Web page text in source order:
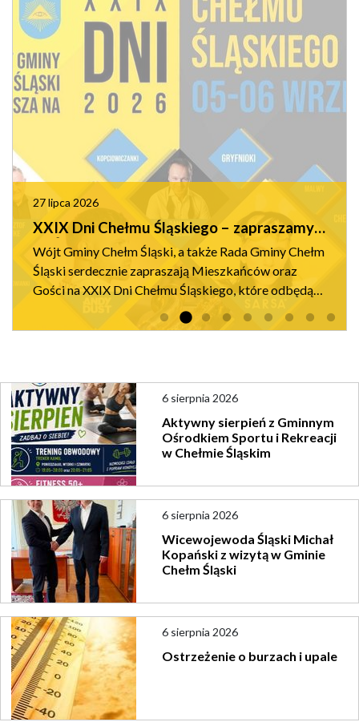
27 lipca 2026
XXIX Dni Chełmu Śląskiego – zapraszamy
na Święto Naszej Gminy!
Wójt Gminy Chełm Śląski, a także Rada Gminy Chełm
Śląski serdecznie zapraszają Mieszkańców oraz
Gości na XXIX Dni Chełmu Śląskiego, które odbędą
się 5 i 6 września 2026 roku. Tegoroczne obchody
będą okazją do wsp...
6 sierpnia 2026
Aktywny sierpień z Gminnym
Ośrodkiem Sportu i Rekreacji
w Chełmie Śląskim
6 sierpnia 2026
Wicewojewoda Śląski Michał
Kopański z wizytą w Gminie
Chełm Śląski
6 sierpnia 2026
Ostrzeżenie o burzach i upale